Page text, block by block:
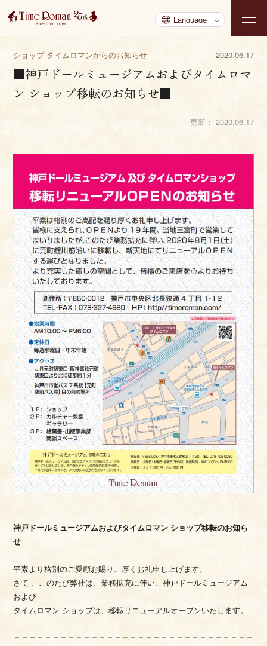
ショップ タイムロマンからのお知らせ 2020.06.17
■神戸ドールミュージアムおよびタイムロマ
ン ショップ移転のお知らせ■
更新： 2020.06.17
神戸ドールミュージアムおよびタイムロマン ショップ移転のお知ら
せ
平素より格別のご愛顧お賜り、厚くお礼申し上げます。
さて 、このたび弊社は、業務拡充に伴い、神戸ドールミュージアム
および
タイムロマン ショップは、移転リニューアルオープンいたします。
＝＝＝＝＝＝＝＝＝＝＝＝＝＝＝＝＝＝＝＝＝＝＝＝＝＝＝＝＝＝＝